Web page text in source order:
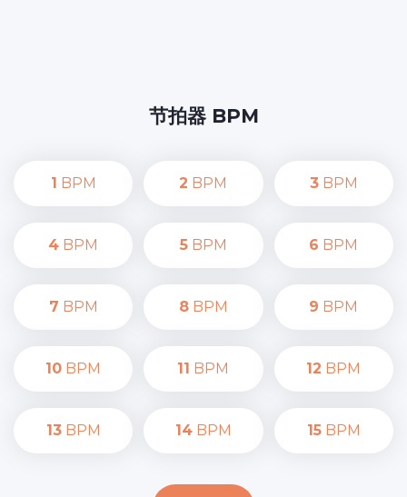
节拍器 BPM
1 BPM 2 BPM 3BPM
4 BPM 5BPM 6 BPM
7 BPM 8BPM 9 BPM
10 BPM 11 BPM 12 BPM
13BPM 14BPM 15BPM